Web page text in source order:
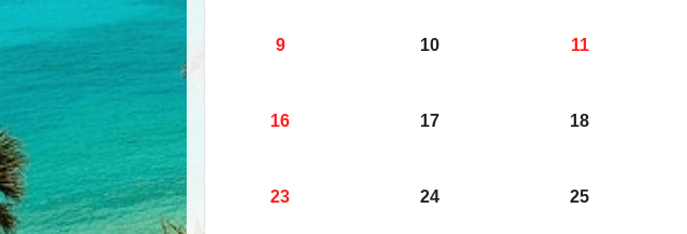
9 10 11
16 17 18
23 24 25